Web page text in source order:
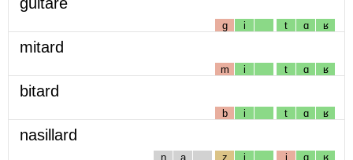
g i t ɑ ʁ
mitard
m i t ɑ ʁ
bitard
b i t ɑ ʁ
nasillard
n a z i j ɑ ʁ